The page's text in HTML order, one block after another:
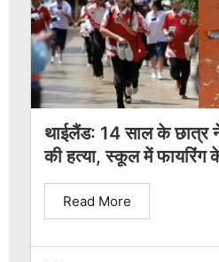
थाईलैंड: 14 साल के छात्र ने
की हत्या, स्कूल में फायरिंग
Read More